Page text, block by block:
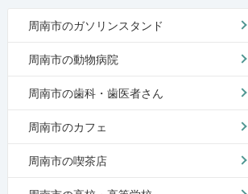
周南市のガソリンスタンド
周南市の動物病院
周南市の歯科・歯医者さん
周南市のカフェ
周南市の喫茶店